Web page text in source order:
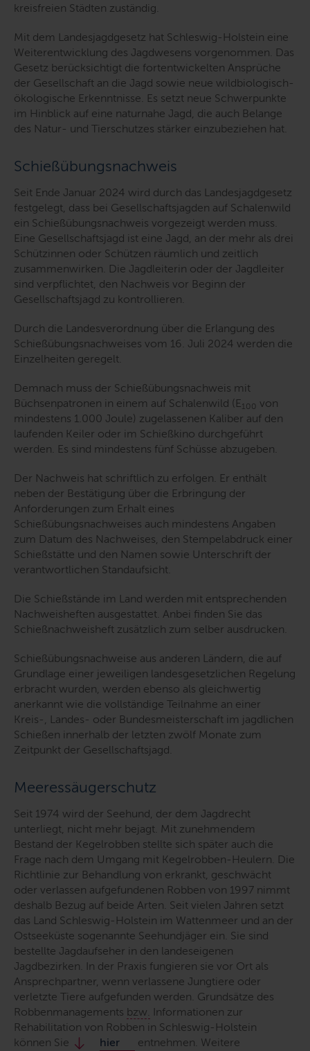
kreisfreien Städten zuständig.
Mit dem Landesjagdgesetz hat Schleswig-Holstein eine
Weiterentwicklung des Jagdwesens vorgenommen. Das
Gesetz berücksichtigt die fortentwickelten Ansprüche
der Gesellschaft an die Jagd sowie neue wildbiologisch-
ökologische Erkenntnisse. Es setzt neue Schwerpunkte
im Hinblick auf eine naturnahe Jagd, die auch Belange
des Natur- und Tierschutzes stärker einzubeziehen hat.
Schießübungsnachweis
Seit Ende Januar 2024 wird durch das Landesjagdgesetz
festgelegt, dass bei Gesellschaftsjagden auf Schalenwild
ein Schießübungsnachweis vorgezeigt werden muss.
Eine Gesellschaftsjagd ist eine Jagd, an der mehr als drei
Schützinnen oder Schützen räumlich und zeitlich
zusammenwirken. Die Jagdleiterin oder der Jagdleiter
sind verpflichtet, den Nachweis vor Beginn der
Gesellschaftsjagd zu kontrollieren.
Durch die Landesverordnung über die Erlangung des
Schießübungsnachweises vom 16. Juli 2024 werden die
Einzelheiten geregelt.
Demnach muss der Schießübungsnachweis mit
Büchsenpatronen in einem auf Schalenwild (E100 von
mindestens 1.000 Joule) zugelassenen Kaliber auf den
laufenden Keiler oder im Schießkino durchgeführt
werden. Es sind mindestens fünf Schüsse abzugeben.
Der Nachweis hat schriftlich zu erfolgen. Er enthält
neben der Bestätigung über die Erbringung der
Anforderungen zum Erhalt eines
Schießübungsnachweises auch mindestens Angaben
zum Datum des Nachweises, den Stempelabdruck einer
Schießstätte und den Namen sowie Unterschrift der
verantwortlichen Standaufsicht.
Die Schießstände im Land werden mit entsprechenden
Nachweisheften ausgestattet. Anbei finden Sie das
Schießnachweisheft zusätzlich zum selber ausdrucken.
Schießübungsnachweise aus anderen Ländern, die auf
Grundlage einer jeweiligen landesgesetzlichen Regelung
erbracht wurden, werden ebenso als gleichwertig
anerkannt wie die vollständige Teilnahme an einer
Kreis-, Landes- oder Bundesmeisterschaft im jagdlichen
Schießen innerhalb der letzten zwölf Monate zum
Zeitpunkt der Gesellschaftsjagd.
Meeressäugerschutz
Seit 1974 wird der Seehund, der dem Jagdrecht
unterliegt, nicht mehr bejagt. Mit zunehmendem
Bestand der Kegelrobben stellte sich später auch die
Frage nach dem Umgang mit Kegelrobben-Heulern. Die
Richtlinie zur Behandlung von erkrankt, geschwächt
oder verlassen aufgefundenen Robben von 1997 nimmt
deshalb Bezug auf beide Arten. Seit vielen Jahren setzt
das Land Schleswig-Holstein im Wattenmeer und an der
Ostseeküste sogenannte Seehundjäger ein. Sie sind
bestellte Jagdaufseher in den landeseigenen
Jagdbezirken. In der Praxis fungieren sie vor Ort als
Ansprechpartner, wenn verlassene Jungtiere oder
verletzte Tiere aufgefunden werden. Grundsätze des
Robbenmanagements bzw. Informationen zur
Rehabilitation von Robben in Schleswig-Holstein
können Sie
hier entnehmen. Weitere